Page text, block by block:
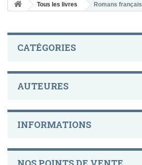
Tous les livres Romans français
CATÉGORIES
AUTEURES
INFORMATIONS